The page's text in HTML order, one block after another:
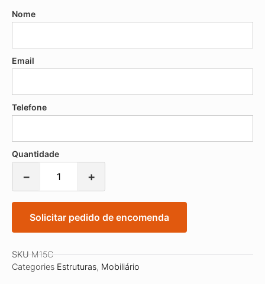
Nome
Email
Telefone
Quantidade
− +
Solicitar pedido de encomenda
SKUM15C
Categories Estruturas, Mobiliário